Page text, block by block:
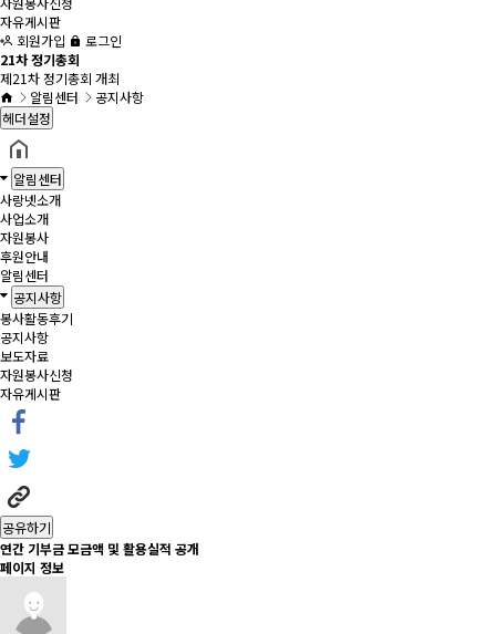
자유게시판
회원가입
로그인
21차 정기총회
제21차 정기총회 개최
알림센터
공지사항
헤더설정
알림센터
사랑넷소개
사업소개
자원봉사
후원안내
알림센터
공지사항
봉사활동후기
공지사항
보도자료
자원봉사신청
자유게시판
공유하기
연간 기부금 모금액 및 활용실적 공개
페이지 정보